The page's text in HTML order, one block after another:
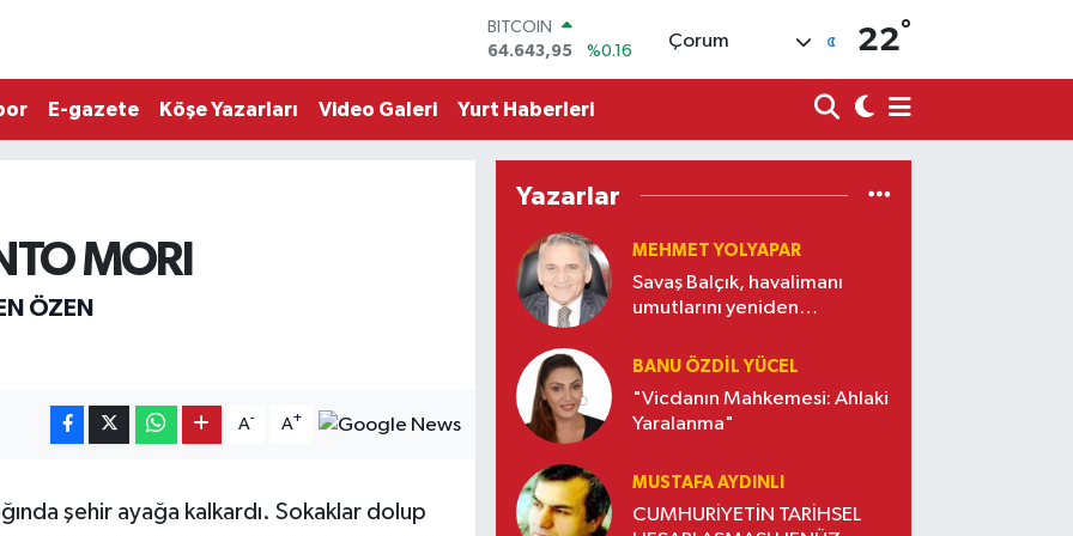
DOLAR
EURO
STERLİN
GRAM ALTIN
6500.87
%0.12
BİST100
13.799
%70
Çorum 22°
E-gazete Köşe Yazarları Video Galeri Yurt Haberleri
MORI
ÖZEN
A- A+
şehir ayağa kalkardı. Sokaklar dolup
Yazarlar
MEHMET YOLYAPAR
Savaş Balçık, havalimanı
umutlarını yeniden
BANU ÖZDİL YÜCEL
"Vicdanın Mahkemesi: Ahlaki
Yaralanma"
MUSTAFA AYDINLI
CUMHURİYETİN TARİHSEL